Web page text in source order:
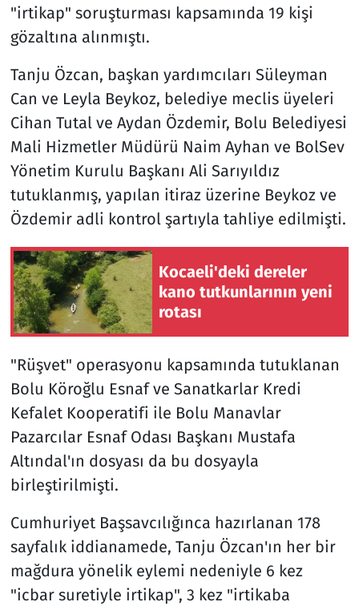
"irtikap" soruşturması kapsamında 19 kişi
gözaltına alınmıştı.
Tanju Özcan, başkan yardımcıları Süleyman
Can ve Leyla Beykoz, belediye meclis üyeleri
Cihan Tutal ve Aydan Özdemir, Bolu Belediyesi
Mali Hizmetler Müdürü Naim Ayhan ve BolSev
Yönetim Kurulu Başkanı Ali Sarıyıldız
tutuklanmış, yapılan itiraz üzerine Beykoz ve
Özdemir adli kontrol şartıyla tahliye edilmişti.
Kocaeli'deki dereler
kano tutkunlarının yeni
rotası
"Rüşvet" operasyonu kapsamında tutuklanan
Bolu Köroğlu Esnaf ve Sanatkarlar Kredi
Kefalet Kooperatifi ile Bolu Manavlar
Pazarcılar Esnaf Odası Başkanı Mustafa
Altındal'ın dosyası da bu dosyayla
birleştirilmişti.
Cumhuriyet Başsavcılığınca hazırlanan 178
sayfalık iddianamede, Tanju Özcan'ın her bir
mağdura yönelik eylemi nedeniyle 6 kez
"icbar suretiyle irtikap", 3 kez "irtikaba